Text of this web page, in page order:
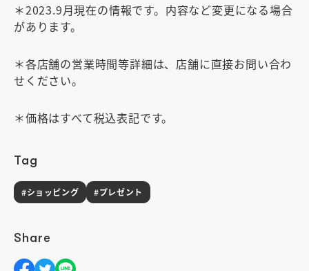
＊2023.9月現在の情報です。内容など変更になる場合
があります。
＊各店舗の営業時間等詳細は、店舗に直接お問い合わ
せください。
＊価格はすべて税込表記です。
Tag
#ショッピング #プレゼント
Share